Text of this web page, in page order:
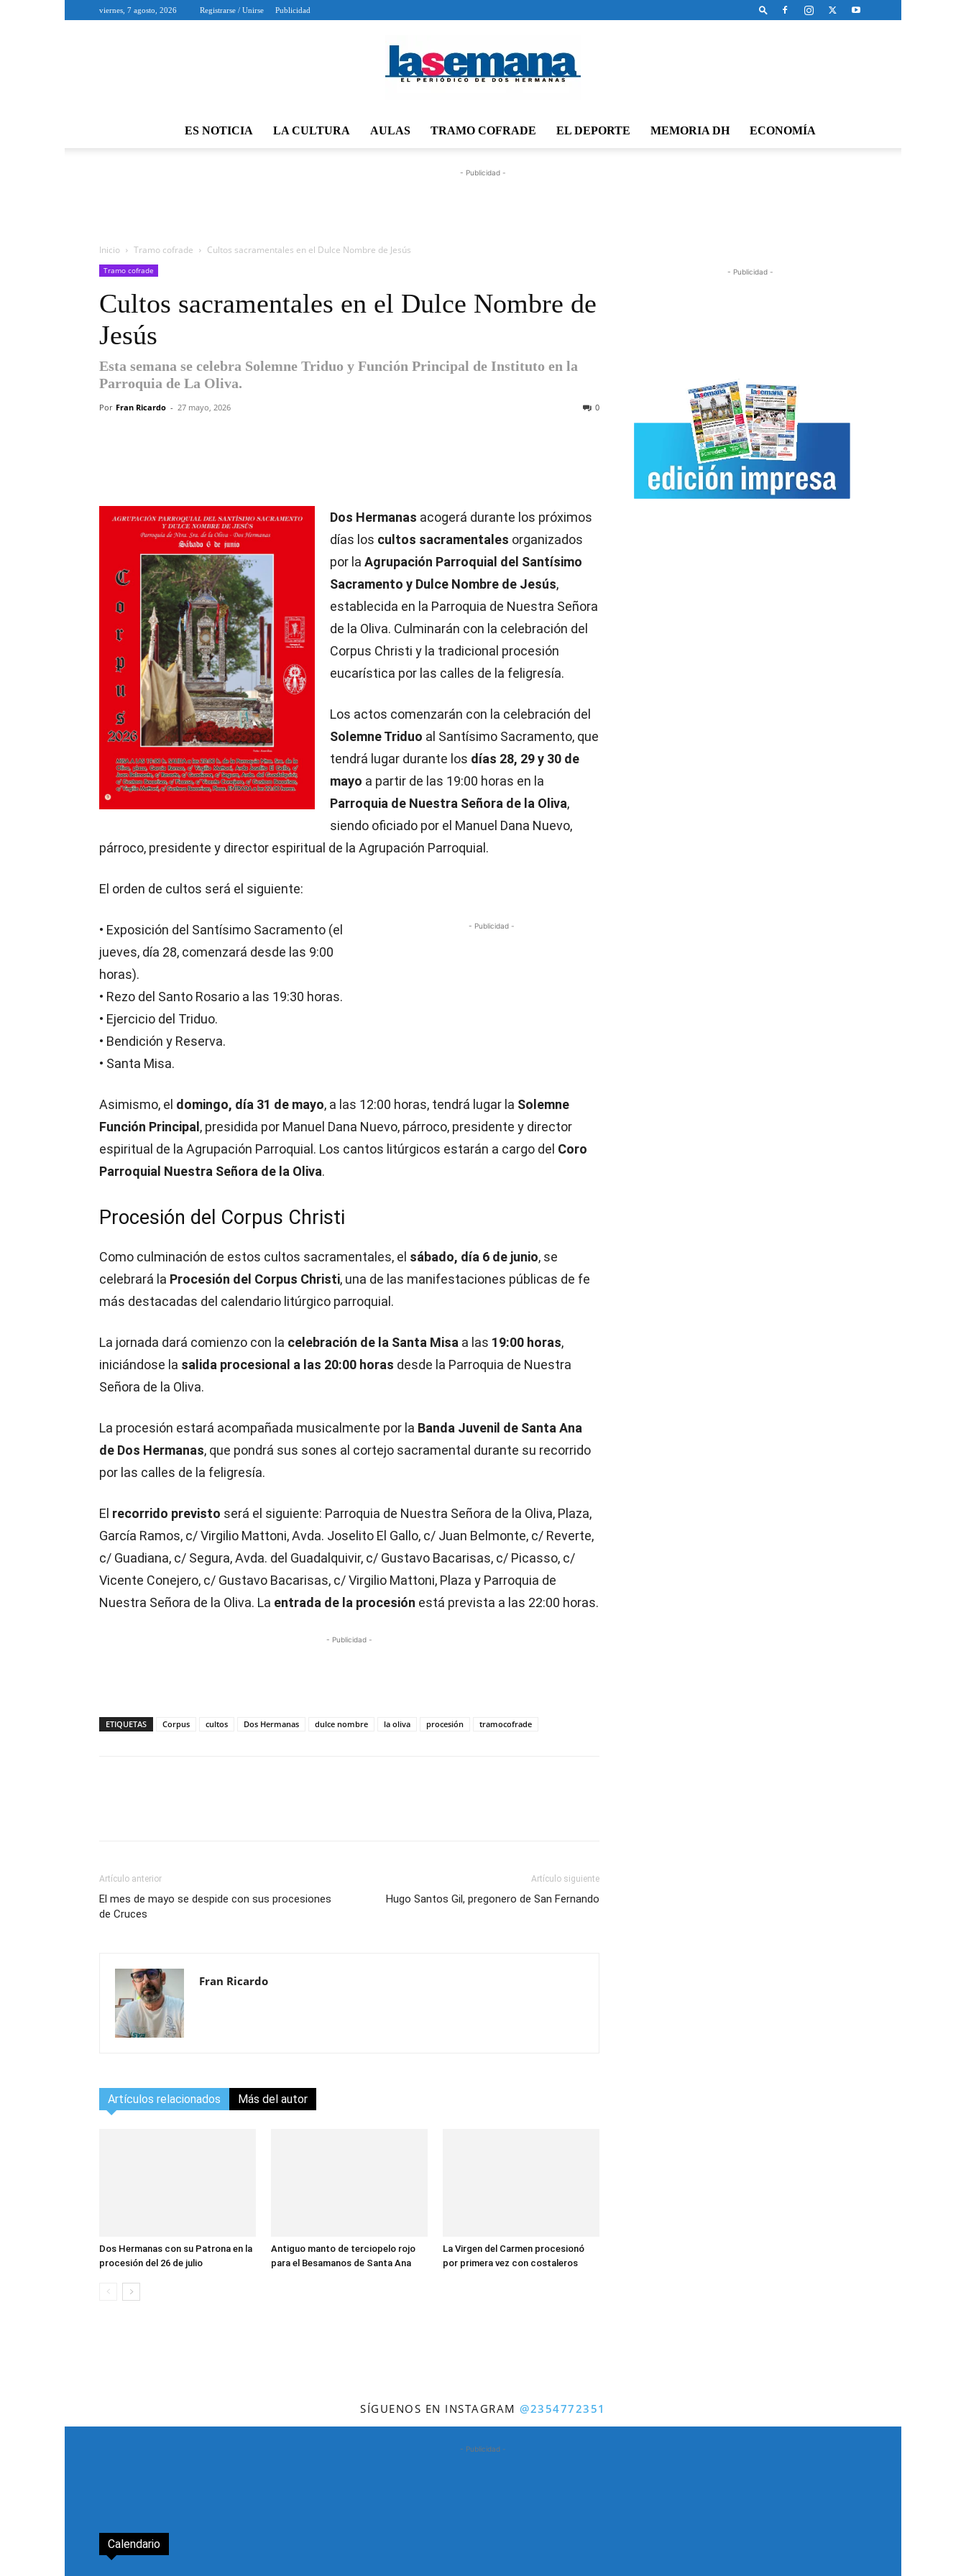
viernes, 7 agosto, 2026 Registrarse / Unirse Publicidad
ES NOTICIA LA CULTURA AULAS TRAMO COFRADE EL DEPORTE MEMORIA DH ECONOMÍA
- Publicidad -
Inicio Tramo cofrade Cultos sacramentales en el Dulce Nombre de Jesús
Tramo cofrade
Cultos sacramentales en el Dulce Nombre de
Jesús
Esta semana se celebra Solemne Triduo y Función Principal de Instituto en la
Parroquia de La Oliva.
Por Fran Ricardo - 27 mayo, 2026 0
Dos Hermanas acogerá durante los próximos
días los cultos sacramentales organizados
por la Agrupación Parroquial del Santísimo
Sacramento y Dulce Nombre de Jesús,
establecida en la Parroquia de Nuestra Señora
de la Oliva. Culminarán con la celebración del
Corpus Christi y la tradicional procesión
eucarística por las calles de la feligresía.
Los actos comenzarán con la celebración del
Solemne Triduo al Santísimo Sacramento, que
tendrá lugar durante los días 28, 29 y 30 de
mayo a partir de las 19:00 horas en la
Parroquia de Nuestra Señora de la Oliva,
siendo oficiado por el Manuel Dana Nuevo,
párroco, presidente y director espiritual de la Agrupación Parroquial.
El orden de cultos será el siguiente:
- Publicidad -
• Exposición del Santísimo Sacramento (el
jueves, día 28, comenzará desde las 9:00
horas).
• Rezo del Santo Rosario a las 19:30 horas.
• Ejercicio del Triduo.
• Bendición y Reserva.
• Santa Misa.
Asimismo, el domingo, día 31 de mayo, a las 12:00 horas, tendrá lugar la Solemne
Función Principal , presidida por Manuel Dana Nuevo, párroco, presidente y director
espiritual de la Agrupación Parroquial. Los cantos litúrgicos estarán a cargo del Coro
Parroquial Nuestra Señora de la Oliva.
Procesión del Corpus Christi
Como culminación de estos cultos sacramentales, el sábado, día 6 de junio, se
celebrará la Procesión del Corpus Christi, una de las manifestaciones públicas de fe
más destacadas del calendario litúrgico parroquial.
La jornada dará comienzo con la celebración de la Santa Misa a las 19:00 horas,
iniciándose la salida procesional a las 20:00 horas desde la Parroquia de Nuestra
Señora de la Oliva.
La procesión estará acompañada musicalmente por la Banda Juvenil de Santa Ana
de Dos Hermanas, que pondrá sus sones al cortejo sacramental durante su recorrido
por las calles de la feligresía.
El recorrido previsto será el siguiente: Parroquia de Nuestra Señora de la Oliva, Plaza,
García Ramos, c/ Virgilio Mattoni, Avda. Joselito El Gallo, c/ Juan Belmonte, c/ Reverte,
c/ Guadiana, c/ Segura, Avda. del Guadalquivir, c/ Gustavo Bacarisas, c/ Picasso, c/
Vicente Conejero, c/ Gustavo Bacarisas, c/ Virgilio Mattoni, Plaza y Parroquia de
Nuestra Señora de la Oliva. La entrada de la procesión está prevista a las 22:00 horas.
- Publicidad -
ETIQUETAS Corpus cultos Dos Hermanas dulce nombre la oliva procesión tramocofrade
Artículo anterior
El mes de mayo se despide con sus procesiones
de Cruces
Artículo siguiente
Hugo Santos Gil, pregonero de San Fernando
Fran Ricardo
Artículos relacionados Más del autor
Dos Hermanas con su Patrona en la
procesión del 26 de julio
Antiguo manto de terciopelo rojo
para el Besamanos de Santa Ana
La Virgen del Carmen procesionó
por primera vez con costaleros
- Publicidad -
SÍGUENOS EN INSTAGRAM@2354772351
- Publicidad -
Calendario